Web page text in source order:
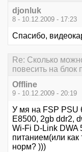
djonluk
8 - 10.12.2009 - 17:23
Спасибо,
Re: Сколько
повесить на блок
Offline
9 - 10.12.2009 - 20:19
У мя на FSР PSU
E8500, 2gb ddr2,
Wi-Fi D-Link DWA
питанием(или как
норм? )))